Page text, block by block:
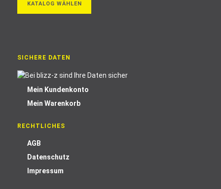
KATALOG WÄHLEN
SICHERE DATEN
Mein Kundenkonto
Mein Warenkorb
RECHTLICHES
AGB
Datenschutz
Impressum